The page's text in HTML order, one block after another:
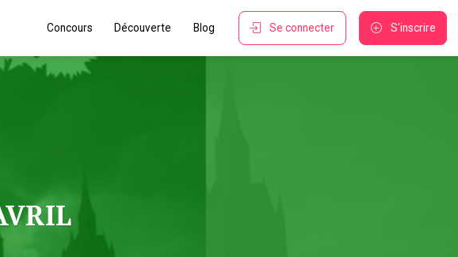
Concours Découverte Blog S'inscrire
Se connecter